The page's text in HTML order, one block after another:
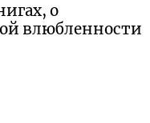
о
влюбленности